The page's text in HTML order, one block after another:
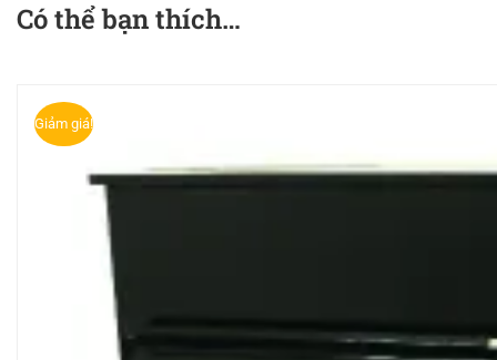
Có thể bạn thích…
Giảm giá!